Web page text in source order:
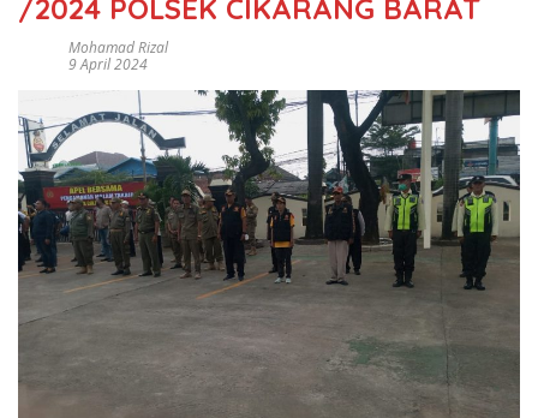
/2024 POLSEK CIKARANG BARAT
Mohamad Rizal
9 April 2024